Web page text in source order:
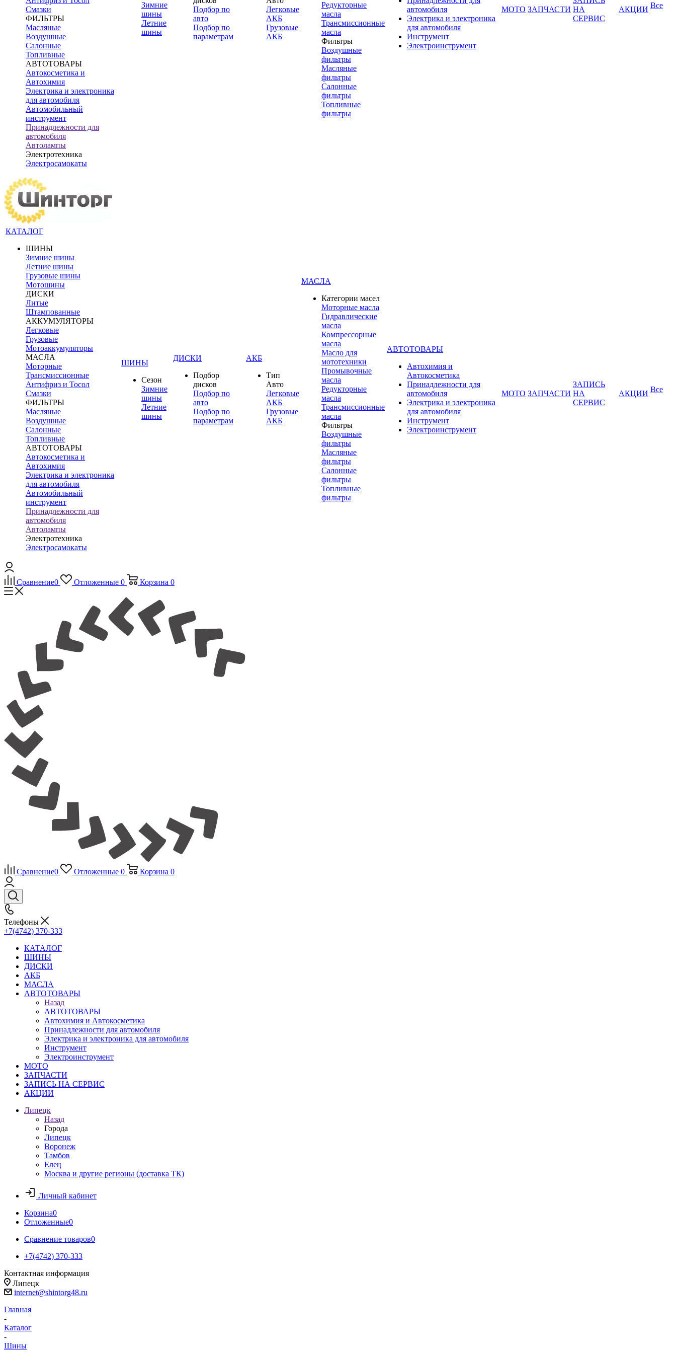
Смазки
ФИЛЬТРЫ
Масляные
Воздушные
Салонные
Топливные
АВТОТОВАРЫ
Автокосметика и
Автохимия
Электрика и электроника
для автомобиля
Автомобильный
инструмент
Принадлежности для
автомобиля
Автолампы
Электротехника
Электросамокаты
Зимние
шины
Летние
шины
Подбор по
авто
Подбор по
параметрам
Легковые
АКБ
Грузовые
АКБ
Редукторные
масла
Трансмиссионные
масла
Фильтры
Воздушные
фильтры
Масляные
фильтры
Салонные
фильтры
Топливные
фильтры
автомобиля
Электрика и электроника
для автомобиля
Инструмент
Электроинструмент
МОТО ЗАПЧАСТИ НА
СЕРВИС
АКЦИИ Все
КАТАЛОГ
ШИНЫ
Зимние шины
Летние шины
Грузовые шины
Мотошины
ДИСКИ
Литые
Штампованные
АККУМУЛЯТОРЫ
Легковые
Грузовые
Мотоаккумуляторы
МАСЛА
Моторные
Трансмиссионные
Антифриз и Тосол
Смазки
ФИЛЬТРЫ
Масляные
Воздушные
Салонные
Топливные
АВТОТОВАРЫ
Автокосметика и
Автохимия
Электрика и электроника
для автомобиля
Автомобильный
инструмент
Принадлежности для
автомобиля
Автолампы
Электротехника
Электросамокаты
ШИНЫ
Сезон
Зимние
шины
Летние
шины
ДИСКИ
Подбор
дисков
Подбор по
авто
Подбор по
параметрам
АКБ
Тип
Авто
Легковые
АКБ
Грузовые
АКБ
МАСЛА
Категории масел
Моторные масла
Гидравлические
масла
Компрессорные
масла
Масло для
мототехники
Промывочные
масла
Редукторные
масла
Трансмиссионные
масла
Фильтры
Воздушные
фильтры
Масляные
фильтры
Салонные
фильтры
Топливные
фильтры
АВТОТОВАРЫ
Автохимия и
Автокосметика
Принадлежности для
автомобиля
Электрика и электроника
для автомобиля
Инструмент
Электроинструмент
МОТО ЗАПЧАСТИ
ЗАПИСЬ
НА
СЕРВИС
АКЦИИ Все
Сравнение0 Отложенные 0 Корзина 0
Сравнение0 Отложенные 0 Корзина 0
Телефоны
+7(4742) 370-333
КАТАЛОГ
ШИНЫ
ДИСКИ
АКБ
МАСЛА
АВТОТОВАРЫ
Назад
АВТОТОВАРЫ
Автохимия и Автокосметика
Принадлежности для автомобиля
Электрика и электроника для автомобиля
Инструмент
Электроинструмент
МОТО
ЗАПЧАСТИ
ЗАПИСЬ НА СЕРВИС
АКЦИИ
Липецк
Назад
Города
Липецк
Воронеж
Тамбов
Елец
Москва и другие регионы (доставка ТК)
Личный кабинет
Корзина0
Отложенные0
Сравнение товаров0
+7(4742) 370-333
Контактная информация
Липецк
internet@shintorg48.ru
Главная
-
Каталог
-
Шины